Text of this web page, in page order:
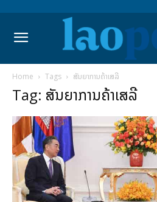
Home Tags ສັນຍາການຄ້າເສລີ
Tag: ສັນຍາການຄ້າເສລີ